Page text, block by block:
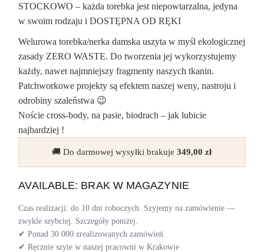
STOCKOWO – każda torebka jest niepowtarzalna, jedyna
w swoim rodzaju i DOSTĘPNA OD RĘKI
Welurowa torebka/nerka damska uszyta w myśl ekologicznej
zasady ZERO WASTE. Do tworzenia jej wykorzystujemy
każdy, nawet najmniejszy fragmenty naszych tkanin.
Patchworkowe projekty są efektem naszej weny, nastroju i
odrobiny szaleństwa 😉
Noście cross-body, na pasie, biodrach – jak lubicie
najbardziej !
🚚 Do darmowej wysyłki brakuje349,00zł
AVAILABLE: BRAK W MAGAZYNIE
Czas realizacji: do 10 dni roboczych. Szyjemy na zamówienie —
zwykle szybciej. Szczegóły poniżej.
✔ Ponad 30 000 zrealizowanych zamówień
✔ Ręcznie szyte w naszej pracowni w Krakowie